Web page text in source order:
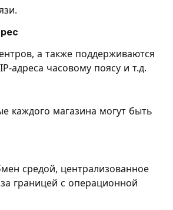
а также поддерживаются
адреса часовому поясу и т.д.
каждого магазина могут быть
средой, централизованное
границей с операционной